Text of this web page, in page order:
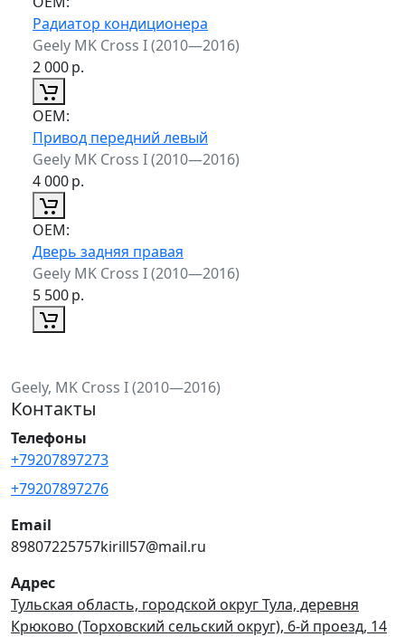
Радиатор кондиционера
Geely MK Cross I (2010—2016)
2 000р.
ОЕМ:
Привод передний левый
Geely MK Cross I (2010—2016)
4 000р.
ОЕМ:
Дверь задняя правая
Geely MK Cross I (2010—2016)
5 500р.
Geely, MK Cross I (2010—2016)
Контакты
Телефоны
+79207897273
+79207897276
Email
89807225757kirill57@mail.ru
Адрес
Тульская область, городской округ Тула, деревня
Крюково (Торховский сельский округ), 6-й проезд, 14